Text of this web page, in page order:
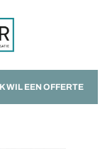
WIL EEN OFFERTE